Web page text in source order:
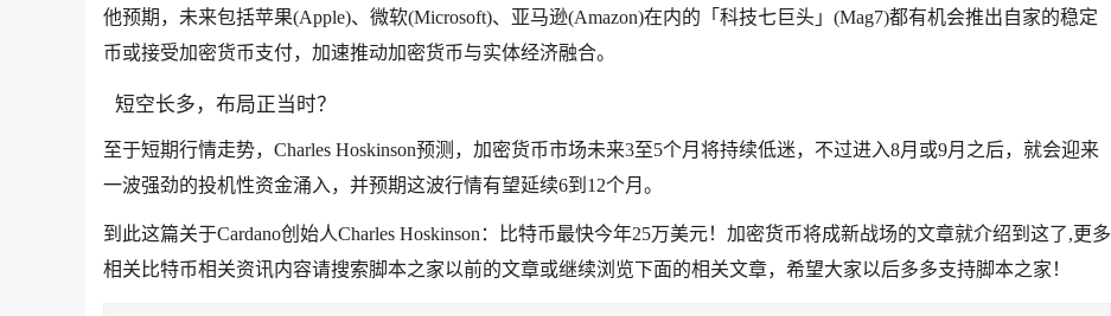
他预期，未来包括苹果(Apple)、微软(Microsoft)、亚马逊(Amazon)在内的「科技七巨头」(Mag7)都有机会推出自家的稳定
币或接受加密货币支付，加速推动加密货币与实体经济融合。
短空长多，布局正当时？
至于短期行情走势，Charles Hoskinson预测，加密货币市场未来3至5个月将持续低迷，不过进入8月或9月之后，就会迎来
一波强劲的投机性资金涌入，并预期这波行情有望延续6到12个月。
到此这篇关于Cardano创始人Charles Hoskinson：比特币最快今年25万美元！加密货币将成新战场的文章就介绍到这了,更多
相关比特币相关资讯内容请搜索脚本之家以前的文章或继续浏览下面的相关文章，希望大家以后多多支持脚本之家！